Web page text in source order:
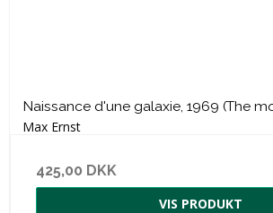
Naissance d'une galaxie, 1969 (The
Max Ernst
425,00 DKK
VIS PRODUKT